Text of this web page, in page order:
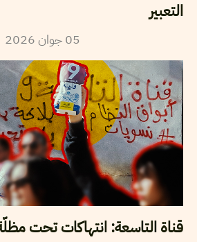
التعبير
05 جوان2026
قناة التاسعة: انتهاكات تحت